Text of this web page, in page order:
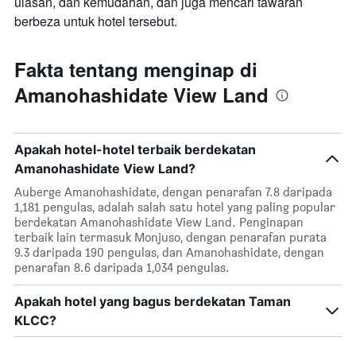
berbeza untuk hotel tersebut.
Fakta tentang menginap di
Amanohashidate View Land
Apakah hotel-hotel terbaik berdekatan
Amanohashidate View Land?
Auberge Amanohashidate, dengan penarafan 7.8 daripada
1,181 pengulas, adalah salah satu hotel yang paling popular
berdekatan Amanohashidate View Land. Penginapan
terbaik lain termasuk Monjuso, dengan penarafan purata
9.3 daripada 190 pengulas, dan Amanohashidate, dengan
penarafan 8.6 daripada 1,034 pengulas.
Apakah hotel yang bagus berdekatan Taman
KLCC?